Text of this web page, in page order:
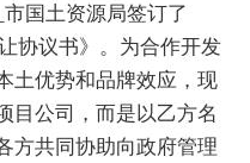
国土资源局签订了
协议书》。为合作开发
土优势和品牌效应，现
目公司，而是以乙方名
方共同协助向政府管理